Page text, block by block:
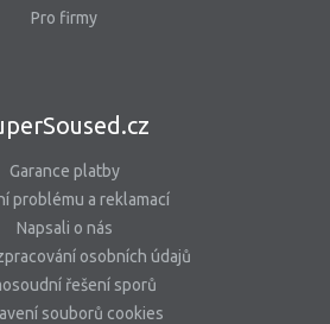
Pro firmy
Garance platby
problému a reklamací
Napsali o nás
osobních údajů
řešení sporů
souborů cookies